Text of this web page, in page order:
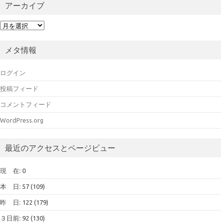
アーカイブ
ア
イメタ情報
ログイン
投稿フィード
コメントフィード
WordPress.org
最近のアクセスとページビュー
現 在: 0
本 日: 57 (109)
昨 日: 122 (179)
３日前: 92 (130)